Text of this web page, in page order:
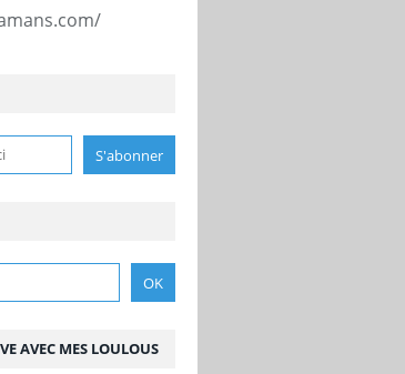
AVEC MES LOULOUS